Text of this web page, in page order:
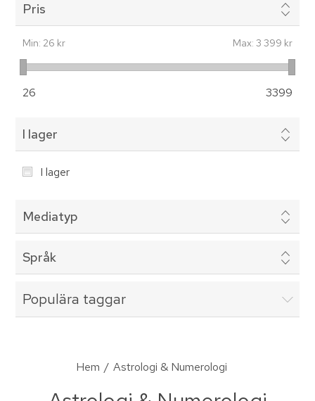
Pris
Min: 26 kr Max: 3 399 kr
26 3399
I lager
I lager
Mediatyp
Språk
Populära taggar
Hem / Astrologi & Numerologi